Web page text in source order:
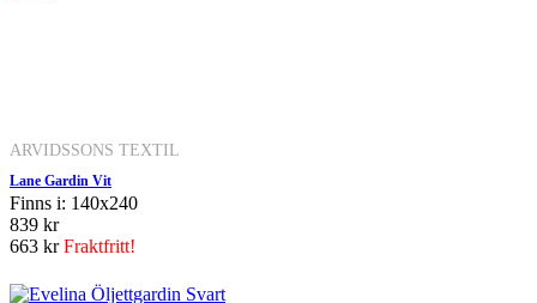
ARVIDSSONS TEXTIL
Lane Gardin Vit
Finns i: 140x240
839 kr
663 krFraktfritt!